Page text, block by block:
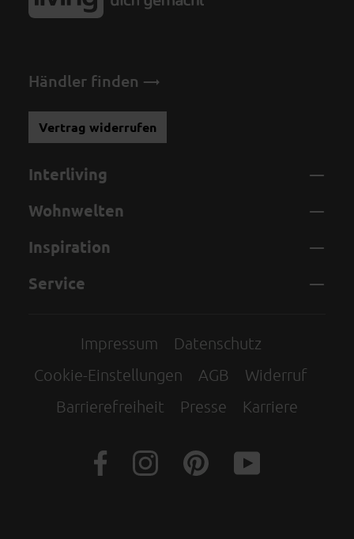
Händler finden
Vertrag widerrufen
Interliving
Wohnwelten
Inspiration
Service
Impressum
Datenschutz
Cookie-Einstellungen
AGB
Widerruf
Barrierefreiheit
Presse Karriere